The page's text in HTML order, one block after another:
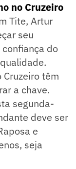
no Cruzeiro
Tite, Artur
seu
do
têm
a chave.
segunda-
deve ser
e
seja